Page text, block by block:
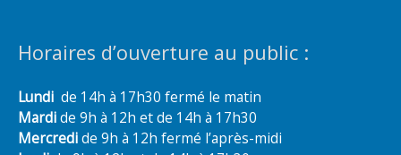
Horaires d’ouverture au public :
Lundi de 14h à 17h30 fermé le matin
Mardide 9h à 12h et de 14h à 17h30
Mercredide 9h à 12h fermé l’après-midi